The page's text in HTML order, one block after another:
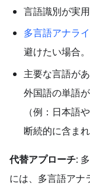
言語識別が実
多言語アナラ
避けたい場合。
主要な言語が
外国語の単語
（例：日本語
断続的に含ま
代替アプローチ:
には、多言語アナ